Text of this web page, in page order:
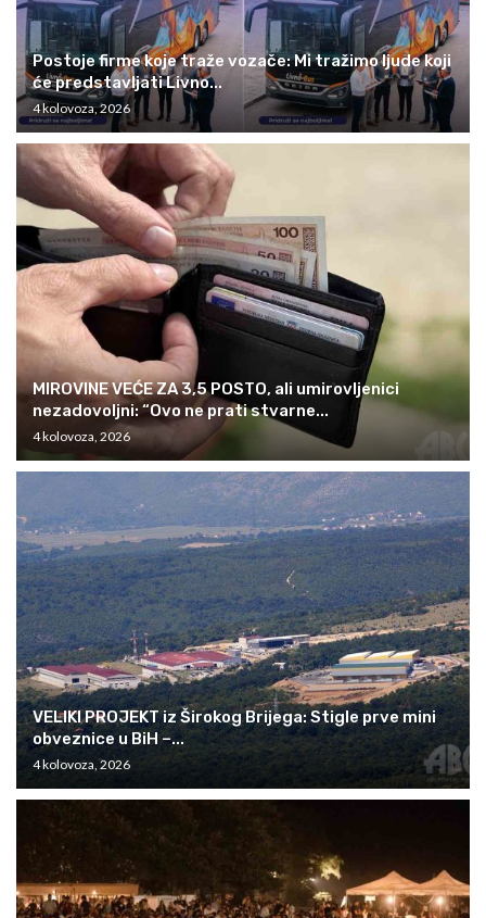
Postoje firme koje traže vozače: Mi tražimo ljude koji
će predstavljati Livno...
4 kolovoza, 2026
MIROVINE VEĆE ZA 3,5 POSTO, ali umirovljenici
nezadovoljni: “Ovo ne prati stvarne...
4 kolovoza, 2026
VELIKI PROJEKT iz Širokog Brijega: Stigle prve mini
obveznice u BiH –...
4 kolovoza, 2026